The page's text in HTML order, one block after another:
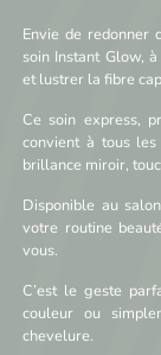
Envie de redonner
soin Instant Glow,
et lustrer la fibre
Ce soin express,
convient à tous
brillance miroir,
Disponible au
votre routine
vous.
C’est le geste
couleur ou
chevelure.